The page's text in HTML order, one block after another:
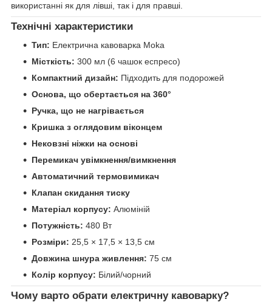
використанні як для лівші, так і для правші.
Технічні характеристики
Тип: Електрична кавоварка Moka
Місткість: 300 мл (6 чашок еспресо)
Компактний дизайн: Підходить для подорожей
Основа, що обертається на 360°
Ручка, що не нагрівається
Кришка з оглядовим віконцем
Нековзні ніжки на основі
Перемикач увімкнення/вимкнення
Автоматичний термовимикач
Клапан скидання тиску
Матеріал корпусу: Алюміній
Потужність: 480 Вт
Розміри: 25,5 × 17,5 × 13,5 см
Довжина шнура живлення: 75 см
Колір корпусу: Білий/чорний
Чому варто обрати електричну кавоварку?